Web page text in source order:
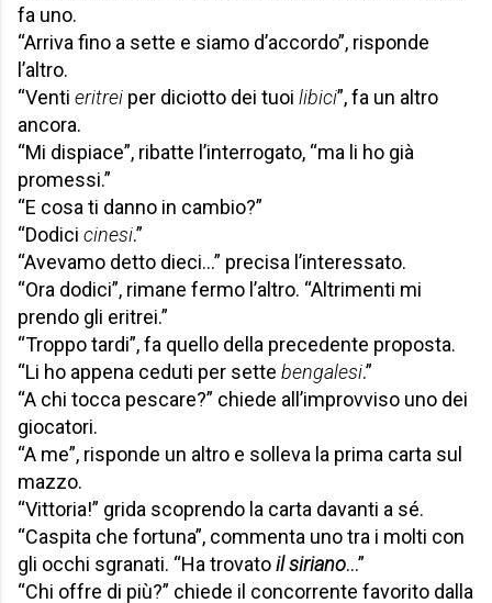
fa uno.
“Arriva fino a sette e siamo d’accordo”, risponde
l’altro.
“Venti eritrei per diciotto dei tuoi libici”, fa un altro
ancora.
“Mi dispiace”, ribatte l’interrogato, “ma li ho già
promessi.”
“E cosa ti danno in cambio?”
“Dodici cinesi.”
“Avevamo detto dieci…” precisa l’interessato.
“Ora dodici”, rimane fermo l’altro. “Altrimenti mi
prendo gli eritrei.”
“Troppo tardi”, fa quello della precedente proposta.
“Li ho appena ceduti per sette bengalesi.”
“A chi tocca pescare?” chiede all’improvviso uno dei
giocatori.
“A me”, risponde un altro e solleva la prima carta sul
mazzo.
“Vittoria!” grida scoprendo la carta davanti a sé.
“Caspita che fortuna”, commenta uno tra i molti con
gli occhi sgranati. “Ha trovatoil siriano…”
“Chi offre di più?” chiede il concorrente favorito dalla